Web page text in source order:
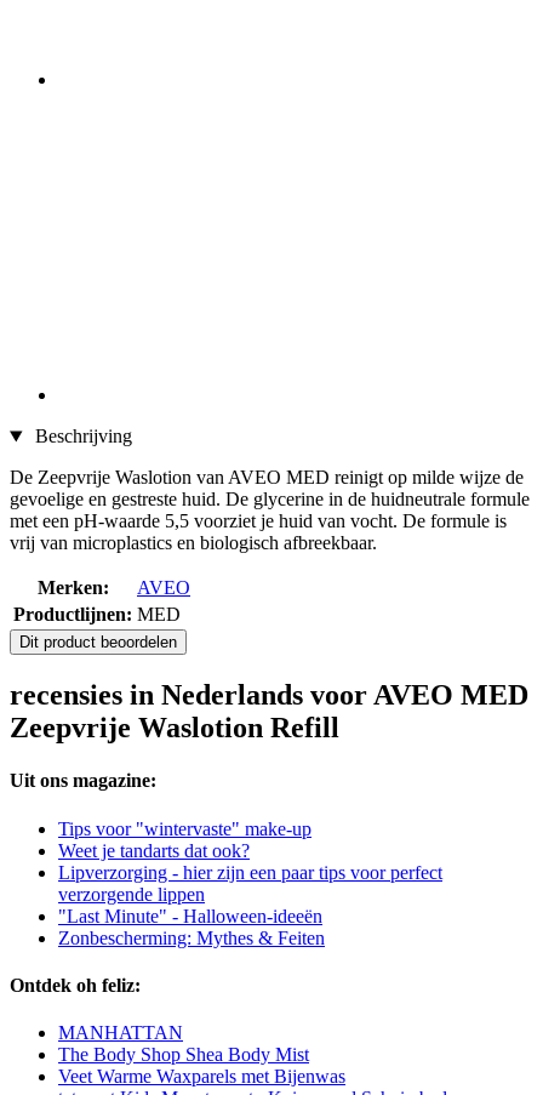
Beschrijving
De Zeepvrije Waslotion van AVEO MED reinigt op milde wijze de
gevoelige en gestreste huid. De glycerine in de huidneutrale formule
met een pH-waarde 5,5 voorziet je huid van vocht. De formule is
vrij van microplastics en biologisch afbreekbaar.
Merken:
AVEO
Productlijnen: MED
Dit product beoordelen
recensies in Nederlands voor AVEO MED
Zeepvrije Waslotion Refill
Uit ons magazine:
Tips voor "wintervaste" make-up
Weet je tandarts dat ook?
Lipverzorging - hier zijn een paar tips voor perfect
verzorgende lippen
"Last Minute" - Halloween-ideeën
Zonbescherming: Mythes & Feiten
Ontdek oh feliz:
MANHATTAN
The Body Shop Shea Body Mist
Veet Warme Waxparels met Bijenwas